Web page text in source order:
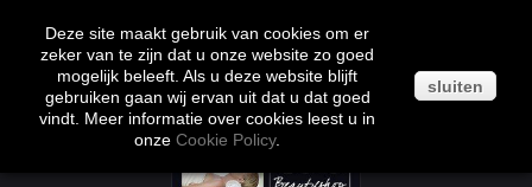
Deze site maakt gebruik van cookies om er
zeker van te zijn dat u onze website zo goed
mogelijk beleeft. Als u deze website blijft
gebruiken gaan wij ervan uit dat u dat goed
vindt. Meer informatie over cookies leest u in
onze Cookie Policy.
sluiten